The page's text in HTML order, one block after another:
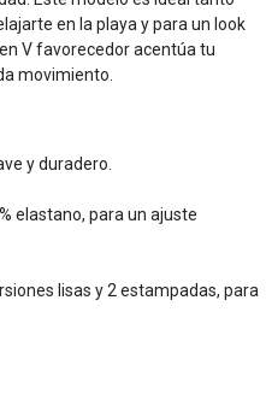
en la playa y para un look
V favorecedor acentúa tu
movimiento.
y duradero.
elastano, para un ajuste
lisas y 2 estampadas, para